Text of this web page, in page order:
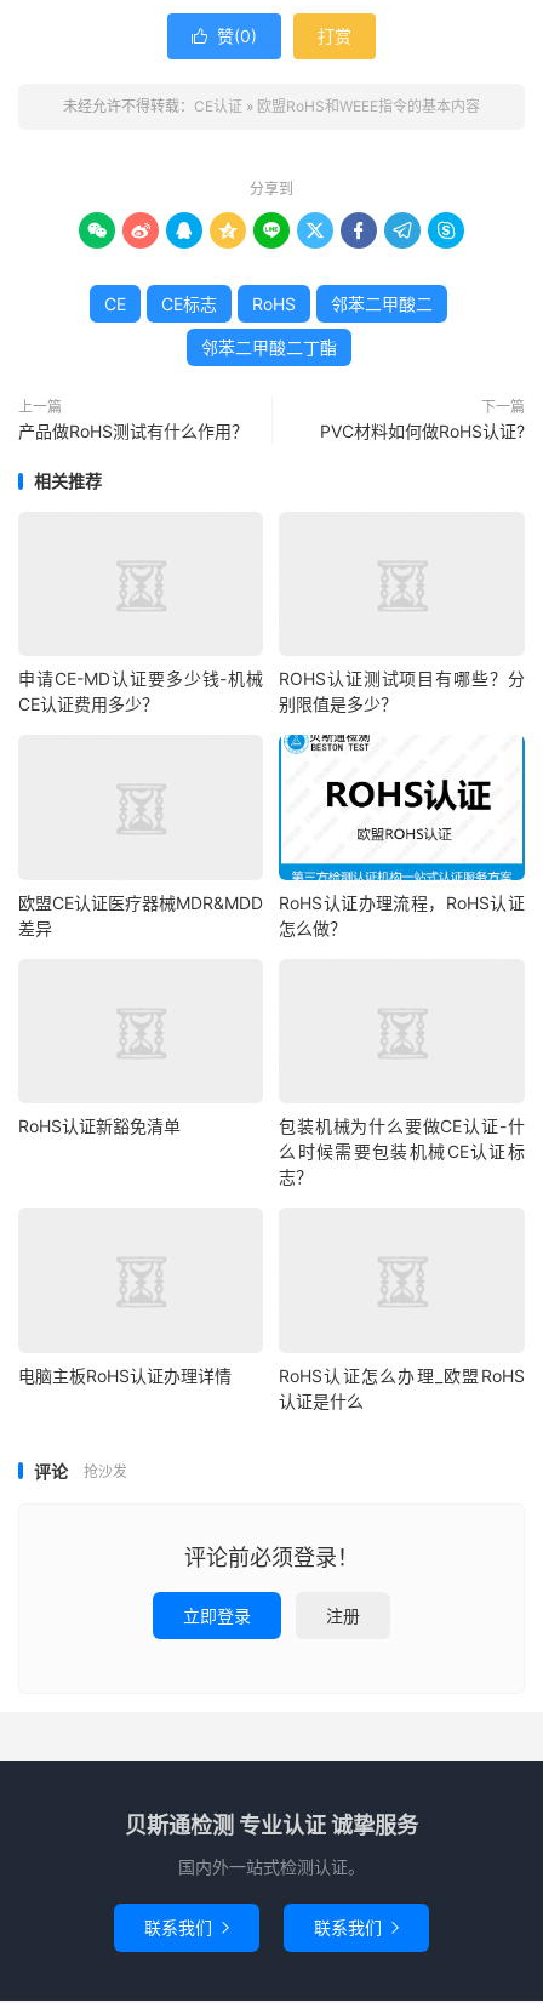
 赞(0) 打赏
未经允许不得转载： CE认证 » 欧盟RoHS和WEEE指令的基本内容
分享到
        
CE CE标志 RoHS 邻苯二甲酸二
邻苯二甲酸二丁酯
上一篇
产品做RoHS测试有什么作用？
下一篇
PVC材料如何做RoHS认证?
相关推荐
申请CE-MD认证要多少钱-机械
CE认证费用多少？
ROHS认证测试项目有哪些？分
别限值是多少？
欧盟CE认证医疗器械MDR&MDD
差异
RoHS认证办理流程，RoHS认证
怎么做？
RoHS认证新豁免清单
包装机械为什么要做CE认证-什
么时候需要包装机械CE认证标
志？
电脑主板RoHS认证办理详情
RoHS认证怎么办理_欧盟RoHS
认证是什么
评论 抢沙发
评论前必须登录！
立即登录 注册
贝斯通检测 专业认证 诚挚服务
国内外一站式检测认证。
联系我们  联系我们 